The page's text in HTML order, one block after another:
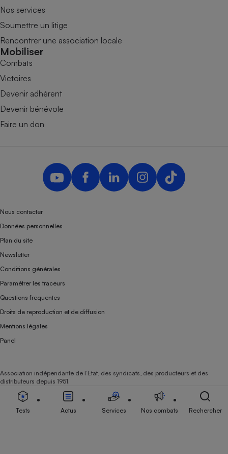
Nos services
Soumettre un litige
Rencontrer une association locale
Mobiliser
Combats
Victoires
Devenir adhérent
Devenir bénévole
Faire un don
Nous contacter
Données personnelles
Plan du site
Newsletter
Conditions générales
Paramétrer les traceurs
Questions fréquentes
Droits de reproduction et de diffusion
Mentions légales
Panel
Association indépendante de l’État, des syndicats, des producteurs et des
distributeurs depuis 1951.
Tests Actus Services Nos combats Rechercher